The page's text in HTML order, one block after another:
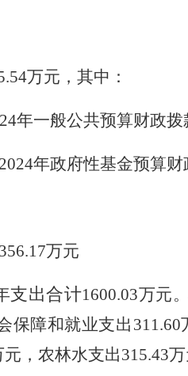
万元，其中：
4年一般公共预算财政拨
2024年政府性基金预算财
356.17万元
支出合计1600.03万元
保障和就业支出 311.60
元，农林水支出315.43